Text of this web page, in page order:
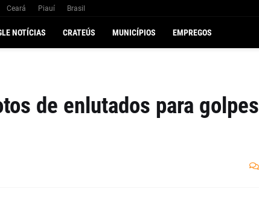
Ceará Piauí Brasil
NOTÍCIAS CRATEÚS MUNICÍPIOS EMPREGOS
de enlutados para golpes